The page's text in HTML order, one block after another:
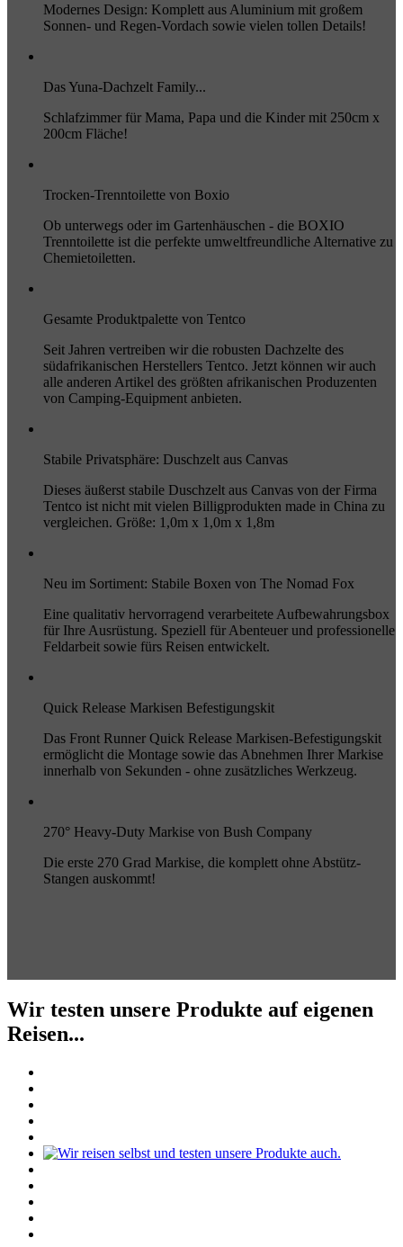
Modernes Design: Komplett aus Aluminium mit großem
Sonnen- und Regen-Vordach sowie vielen tollen Details!
Das Yuna-Dachzelt Family...
Schlafzimmer für Mama, Papa und die Kinder mit 250cm x
200cm Fläche!
Trocken-Trenntoilette von Boxio
Ob unterwegs oder im Gartenhäuschen - die BOXIO
Trenntoilette ist die perfekte umweltfreundliche Alternative zu
Chemietoiletten.
Gesamte Produktpalette von Tentco
Seit Jahren vertreiben wir die robusten Dachzelte des
südafrikanischen Herstellers Tentco. Jetzt können wir auch
alle anderen Artikel des größten afrikanischen Produzenten
von Camping-Equipment anbieten.
Stabile Privatsphäre: Duschzelt aus Canvas
Dieses äußerst stabile Duschzelt aus Canvas von der Firma
Tentco ist nicht mit vielen Billigprodukten made in China zu
vergleichen. Größe: 1,0m x 1,0m x 1,8m
Neu im Sortiment: Stabile Boxen von The Nomad Fox
Eine qualitativ hervorragend verarbeitete Aufbewahrungsbox
für Ihre Ausrüstung. Speziell für Abenteuer und professionelle
Feldarbeit sowie fürs Reisen entwickelt.
Quick Release Markisen Befestigungskit
Das Front Runner Quick Release Markisen-Befestigungskit
ermöglicht die Montage sowie das Abnehmen Ihrer Markise
innerhalb von Sekunden - ohne zusätzliches Werkzeug.
270° Heavy-Duty Markise von Bush Company
Die erste 270 Grad Markise, die komplett ohne Abstütz-
Stangen auskommt!
Wir testen unsere Produkte auf eigenen
Reisen...